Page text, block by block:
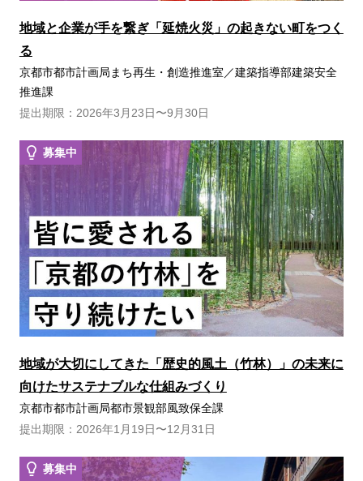
地域と企業が手を繋ぎ「延焼火災」の起きない町をつく
る
京都市都市計画局まち再生・創造推進室／建築指導部建築安全
推進課
提出期限：2026年3月23日〜9月30日
募集中
地域が大切にしてきた「歴史的風土（竹林）」の未来に
向けたサステナブルな仕組みづくり
京都市都市計画局都市景観部風致保全課
提出期限：2026年1月19日〜12月31日
募集中